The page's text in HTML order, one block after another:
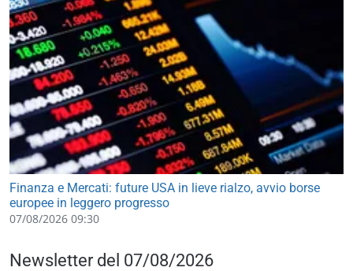
Finanza e Mercati: future USA in lieve rialzo, avvio borse
europee in leggero progresso
07/08/2026 09:30
Newsletter del 07/08/2026